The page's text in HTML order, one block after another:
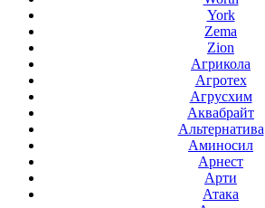
York
Zema
Zion
Агрикола
Агротех
Агрусхим
Аквабрайт
Альтернатива
Аминосил
Арнест
Арти
Атака